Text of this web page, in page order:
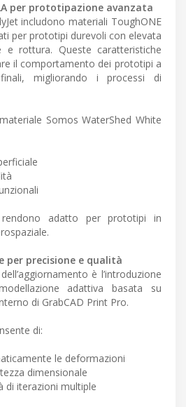
per prototipazione avanzata
includono materiali ToughONE
per prototipi durevoli con elevata
e rottura. Queste caratteristiche
il comportamento dei prototipi a
migliorando i processi di
Somos WaterShed White
adatto per prototipi in
per precisione e qualità
è l’introduzione
adattiva basata su
di GrabCAD Print Pro.
di:
le deformazioni
dimensionale
di iterazioni multiple